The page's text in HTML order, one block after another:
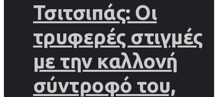
Τσιτσιπάς: Οι
τρυφερές στιγμές
με την καλλονή
σύντροφό του,